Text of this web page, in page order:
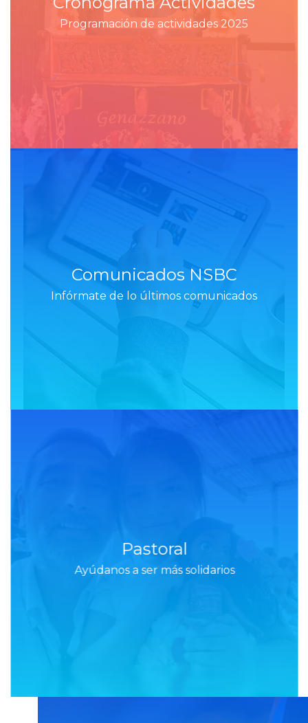
Programación de actividades 2025
Comunicados NSBC
Infórmate de lo últimos comunicados
Pastoral
Ayúdanos a ser más solidarios